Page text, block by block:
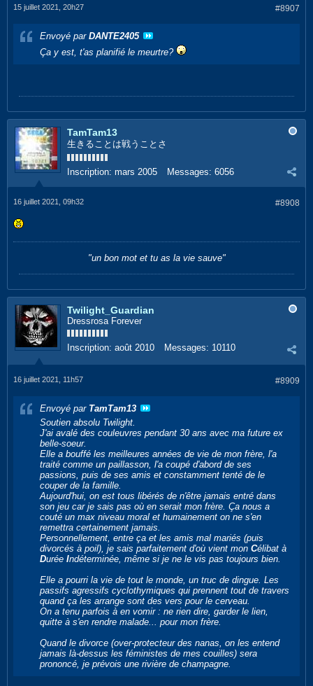
#8907
15 juillet 2021, 20h27
Envoyé par DANTE2405
Ça y est, t'as planifié le meurtre?
TamTam13
生きることは戦うことさ
Inscription: mars 2005 Messages: 6056
#8908
16 juillet 2021, 09h32
"un bon mot et tu as la vie sauve"
Twilight_Guardian
Dressrosa Forever
Inscription: août 2010 Messages: 10110
#8909
16 juillet 2021, 11h57
Envoyé par TamTam13
Soutien absolu Twilight.
J'ai avalé des couleuvres pendant 30 ans avec ma future ex
belle-soeur.
Elle a bouffé les meilleures années de vie de mon frère, l'a
traité comme un paillasson, l'a coupé d'abord de ses
passions, puis de ses amis et constamment tenté de le
couper de la famille.
Aujourd'hui, on est tous libérés de n'être jamais entré dans
son jeu car je sais pas où en serait mon frère. Ça nous a
couté un max niveau moral et humainement on ne s'en
remettra certainement jamais.
Personnellement, entre ça et les amis mal mariés (puis
divorcés à poil), je sais parfaitement d'où vient mon Célibat à
Durée Indéterminée, même si je ne le vis pas toujours bien.
Elle a pourri la vie de tout le monde, un truc de dingue. Les
passifs agressifs cyclothymiques qui prennent tout de travers
quand ça les arrange sont des vers pour le cerveau.
On a tenu parfois à en vomir : ne rien dire, garder le lien,
quitte à s'en rendre malade... pour mon frère.
Quand le divorce (over-protecteur des nanas, on les entend
jamais là-dessus les féministes de mes couilles) sera
prononcé, je prévois une rivière de champagne.